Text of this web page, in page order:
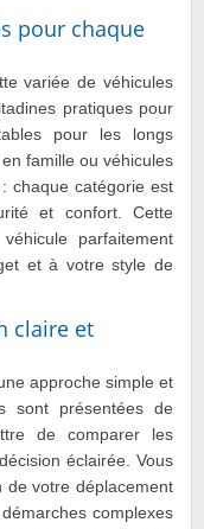
pour chaque
variée de véhicules
pratiques pour
pour les longs
famille ou véhicules
chaque catégorie est
et confort. Cette
parfaitement
et à votre style de
claire et
approche simple et
sont présentées de
de comparer les
éclairée. Vous
de votre déplacement
complexes